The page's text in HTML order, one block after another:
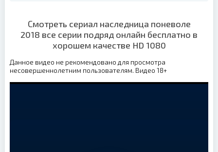
Смотреть сериал наследница поневоле
2018 все серии подряд онлайн бесплатно в
хорошем качестве HD 1080
Данное видео не рекомендовано для просмотра
несовершеннолетним пользователям. Видео 18+